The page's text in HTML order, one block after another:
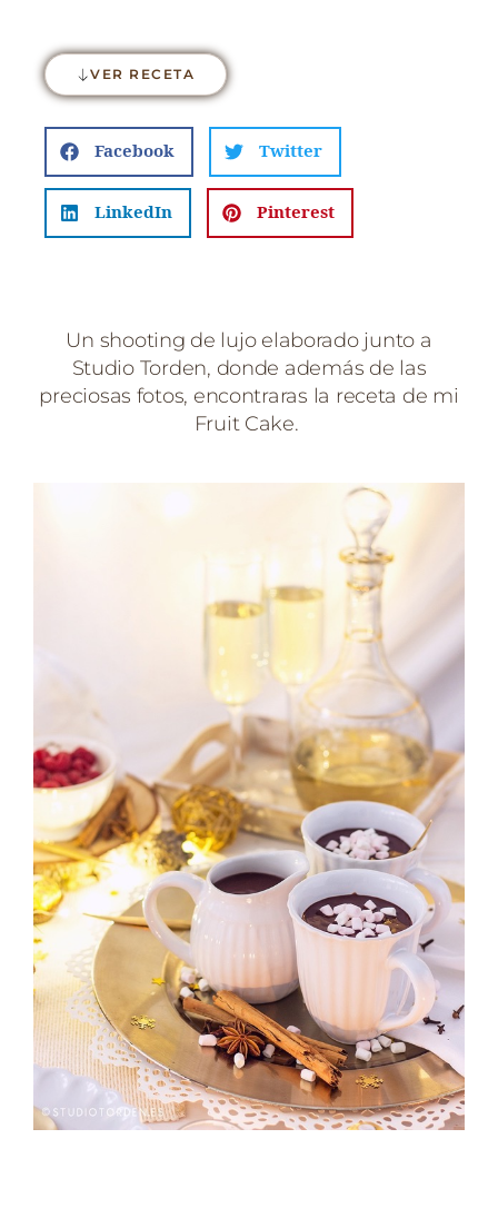
VER RECETA
Facebook Twitter
LinkedIn Pinterest
Un shooting de lujo elaborado junto a
Studio Torden, donde además de las
preciosas fotos, encontraras la receta de mi
Fruit Cake.